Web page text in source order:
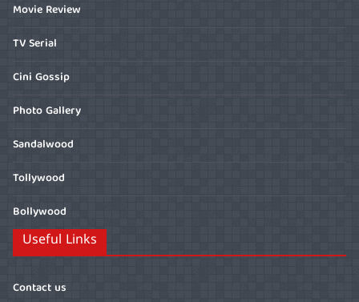
Movie Review
TV Serial
Cini Gossip
Photo Gallery
Sandalwood
Tollywood
Bollywood
Useful Links
Contact us